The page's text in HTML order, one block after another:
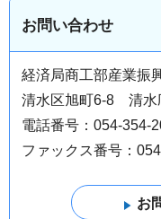
お問い合わせ
経済局商工部産業振
清水区旭町6-8 清水
電話番号：054-354-
ファックス番号：